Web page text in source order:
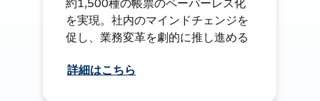
約1,500種の帳票のペーパーレス化
を実現。社内のマインドチェンジを
促し、業務変革を劇的に推し進める
詳細はこちら